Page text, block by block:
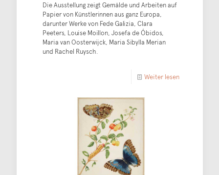
Die Ausstellung zeigt Gemälde und Arbeiten auf
Papier von Künstlerinnen aus ganz Europa,
darunter Werke von Fede Galizia, Clara
Peeters, Louise Moillon, Josefa de Óbidos,
Maria van Oosterwijck, Maria Sibylla Merian
und Rachel Ruysch.
Weiter lesen